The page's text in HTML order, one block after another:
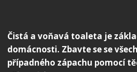
Čistá a voňavá toaleta je
domácnosti. Zbavte se se
případného zápachu pomocí